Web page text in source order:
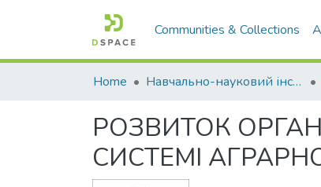
Communities & Collections
Home Навчально-науковий інститут економіки, управління, права та інформаційних технологій
РОЗВИТОК
СИСТЕМІ